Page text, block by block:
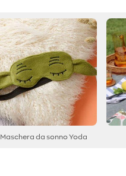
Maschera da sonno Yoda